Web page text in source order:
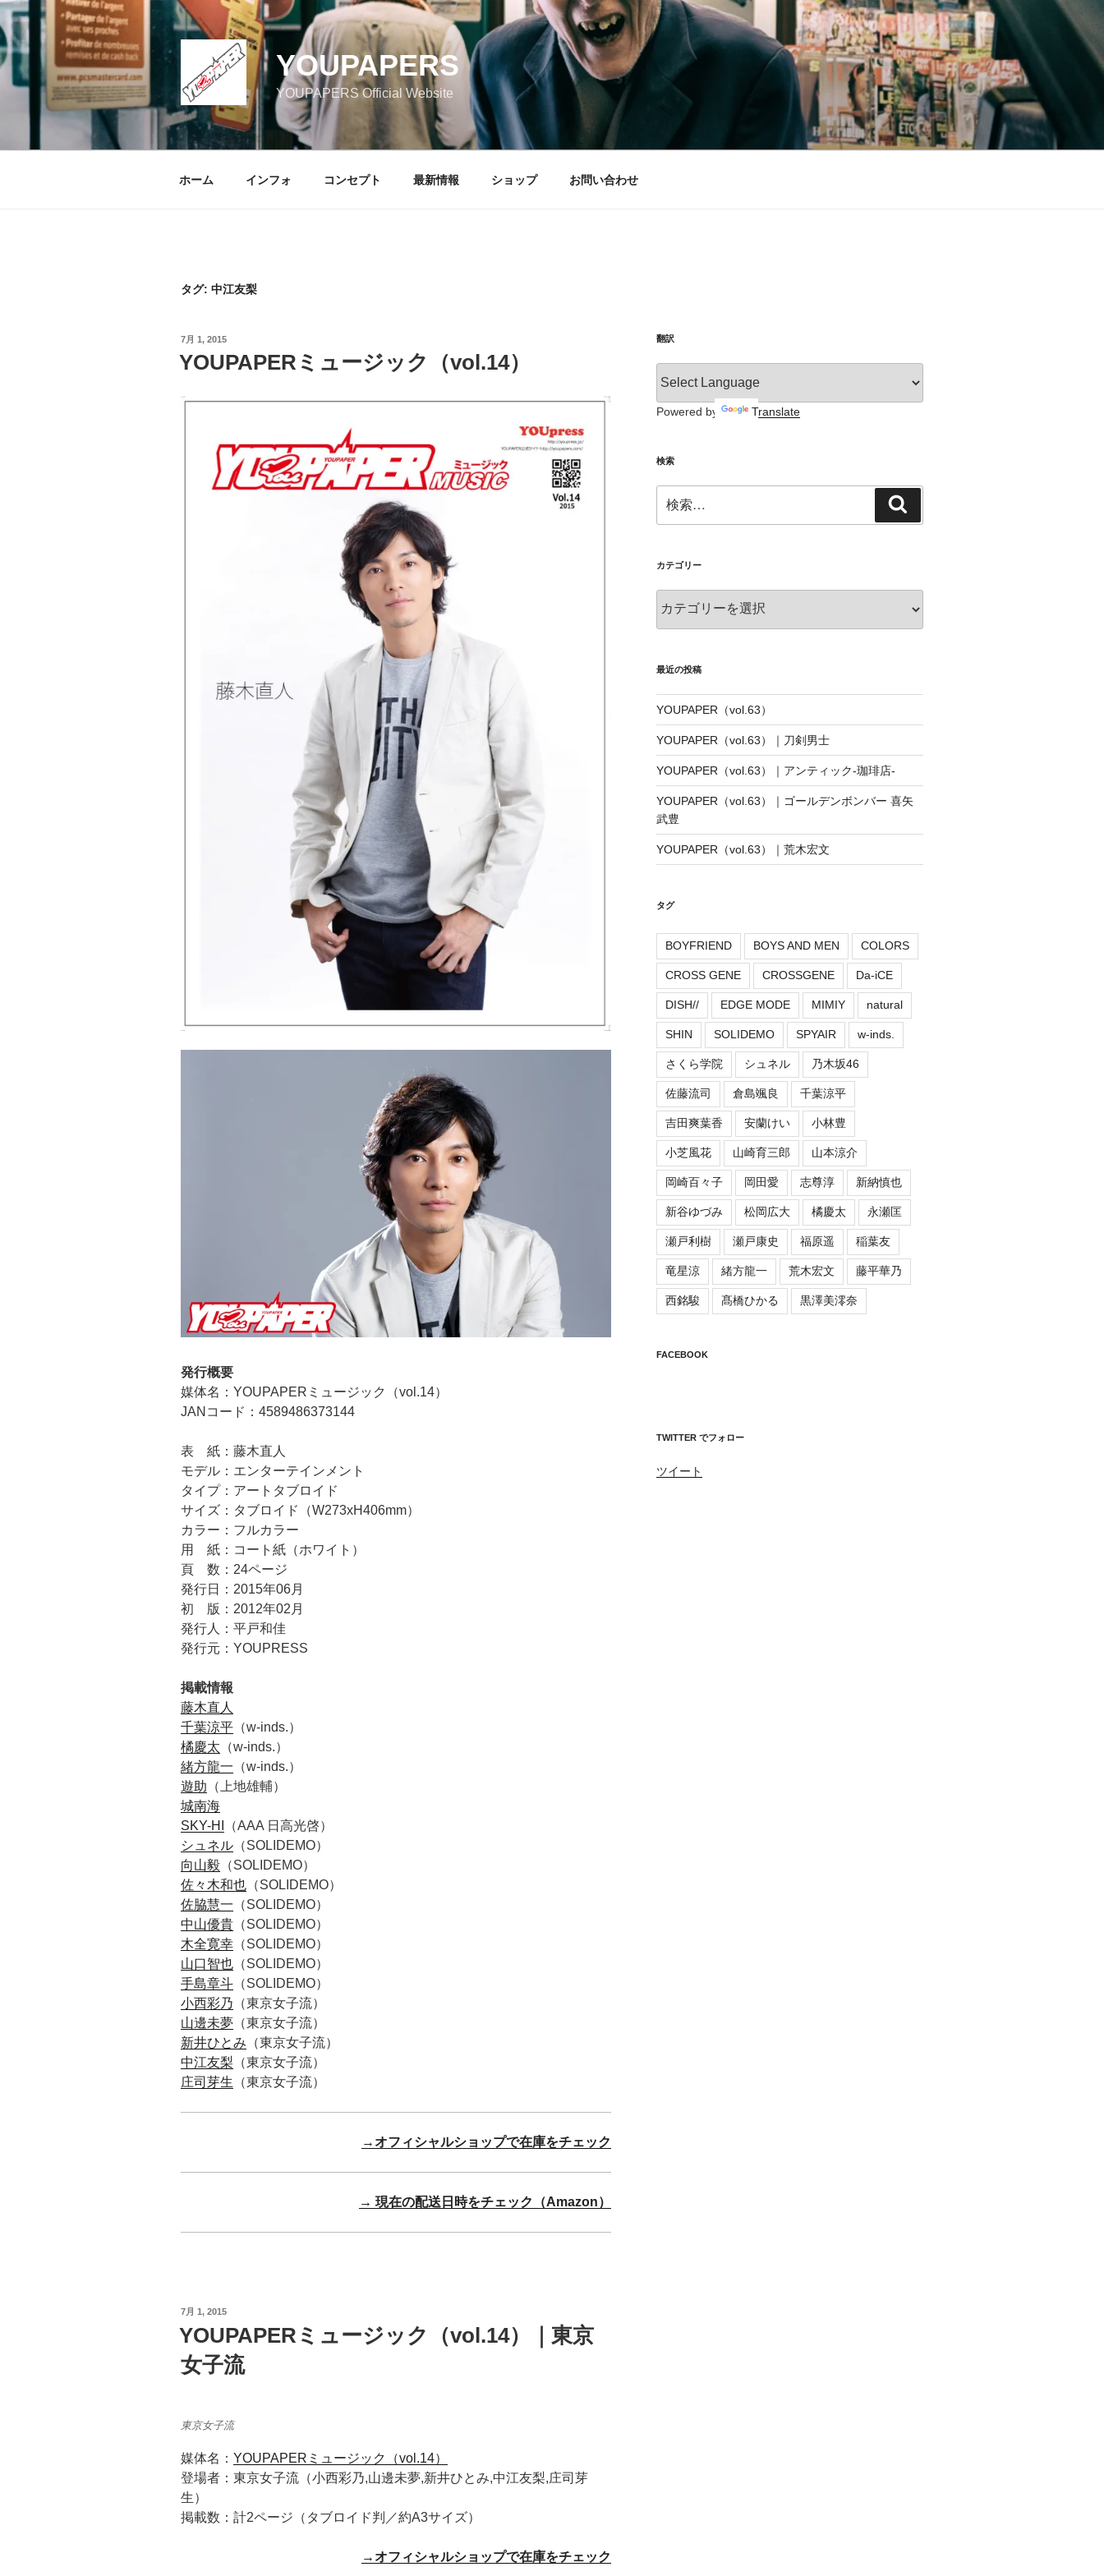
コ
ン
テ
ン
ツ
YOUPAPERS
YOUPAPERS Official Website
ホーム インフォ コンセプト 最新情報 ショップ お問い合わせ
タグ: 中江友梨
投
日:
7月 1, 2015
YOUPAPERミュージック（vol.14）
発行概要
媒体名：YOUPAPERミュージック（vol.14）
JANコード：4589486373144
表 紙：藤木直人
モデル：エンターテインメント
タイプ：アートタブロイド
サイズ：タブロイド（W273xH406mm）
カラー：フルカラー
用 紙：コート紙（ホワイト）
頁 数：24ページ
発行日：2015年06月
初 版：2012年02月
発行人：平戸和佳
発行元：YOUPRESS
掲載情報
藤木直人
千葉涼平 （w-inds.）
橘慶太 （w-inds.）
緒方龍一 （w-inds.）
遊助 （上地雄輔）
城南海
SKY-HI
（AAA 日高光啓）
シュネル （SOLIDEMO）
向山毅 （SOLIDEMO）
佐々木和也 （SOLIDEMO）
佐脇慧一 （SOLIDEMO）
中山優貴 （SOLIDEMO）
木全寛幸 （SOLIDEMO）
山口智也 （SOLIDEMO）
手島章斗 （SOLIDEMO）
小西彩乃 （東京女子流）
山邊未夢 （東京女子流）
新井ひとみ （東京女子流）
中江友梨 （東京女子流）
庄司芽生 （東京女子流）
→オフィシャルショップで在庫をチェック
→ 現在の配送日時をチェック（Amazon）
投
日:
7月 1, 2015
YOUPAPERミュージック（vol.14）｜東京
女子流
東京女子流
媒体名： YOUPAPERミュージック（vol.14）
登場者：東京女子流（小西彩乃,山邊未夢,新井ひとみ,中江友梨,庄司芽
生）
掲載数：計2ページ（タブロイド判／約A3サイズ）
→オフィシャルショップで在庫をチェック
翻訳
Powered by Translate
検索
索:
索
カテゴリー
テ
ー
最近の投稿
YOUPAPER（vol.63）
YOUPAPER（vol.63）｜刀剣男士
YOUPAPER（vol.63）｜アンティック-珈琲店-
YOUPAPER（vol.63）｜ゴールデンボンバー 喜矢
武豊
YOUPAPER（vol.63）｜荒木宏文
タグ
BOYFRIEND BOYS AND MEN COLORS
CROSS GENE CROSSGENE Da-iCE
DISH// EDGE MODE MIMIY natural
SHIN SOLIDEMO SPYAIR w-inds.
さくら学院 シュネル 乃木坂46
佐藤流司 倉島颯良 千葉涼平
吉田爽葉香 安蘭けい 小林豊
小芝風花 山崎育三郎 山本涼介
岡崎百々子 岡田愛 志尊淳 新納慎也
新谷ゆづみ 松岡広大 橘慶太 永瀬匡
瀬戸利樹 瀬戸康史 福原遥 稲葉友
竜星涼 緒方龍一 荒木宏文 藤平華乃
西銘駿 髙橋ひかる 黒澤美澪奈
FACEBOOK
TWITTER でフォロー
ツイート